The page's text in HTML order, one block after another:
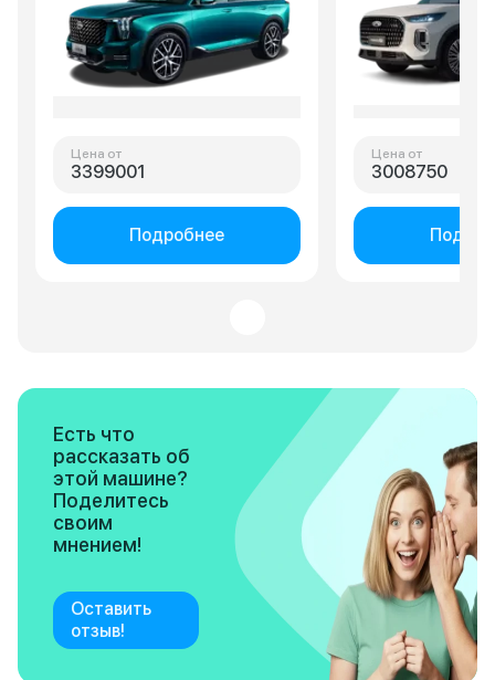
Цена от
3399001
Подробнее
Цена от
3008750
Есть что
рассказать об
этой машине?
Поделитесь
своим
мнением!
Оставить
отзыв!